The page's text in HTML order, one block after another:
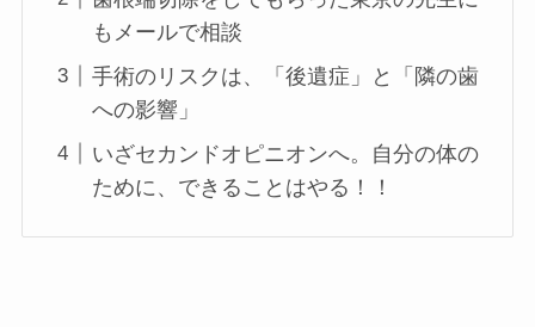
もメールで相談
手術のリスクは、「後遺症」と「隣の歯
への影響」
いざセカンドオピニオンへ。自分の体の
ために、できることはやる！！